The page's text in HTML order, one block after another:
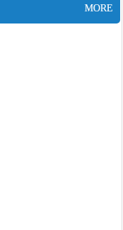
MORE